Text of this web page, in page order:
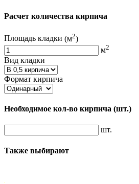
Расчет количества кирпича
Площадь кладки (м2)
м2
Вид кладки
Формат кирпича
Необходимое кол-во кирпича (шт.)
шт.
Также выбирают